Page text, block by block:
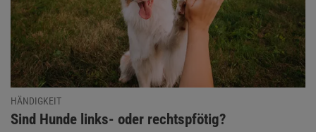
HÄNDIGKEIT
:
Sind Hunde links- oder rechtspfötig?